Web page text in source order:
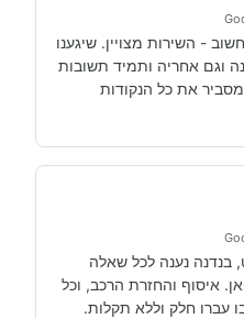
היה זמין לכל שאלה, לפני ובמהלך השהות שלנו (וכמעט ולא
השכרנו את הקרוואן בדורטמונד, בגרמניה- קיבלנו את האוטו